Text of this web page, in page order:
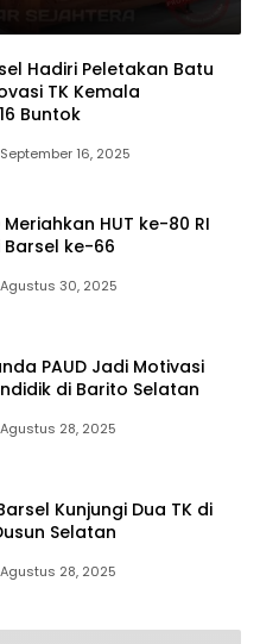
Hadiri Peletakan Batu
TK Kemala
Buntok
September 16, 2025
Meriahkan HUT ke-80 RI
ke-66
Agustus 30, 2025
PAUD Jadi Motivasi
di Barito Selatan
Agustus 28, 2025
Kunjungi Dua TK di
Selatan
Agustus 28, 2025